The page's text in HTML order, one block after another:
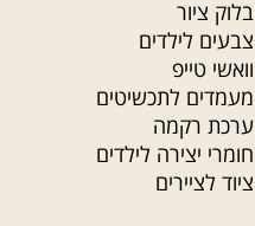
בלוק ציור
צבעים לילדים
וואשי טייפ
מעמדים לתכשיטים
ערכת רקמה
חומרי יצירה לילדים
ציוד לציירים